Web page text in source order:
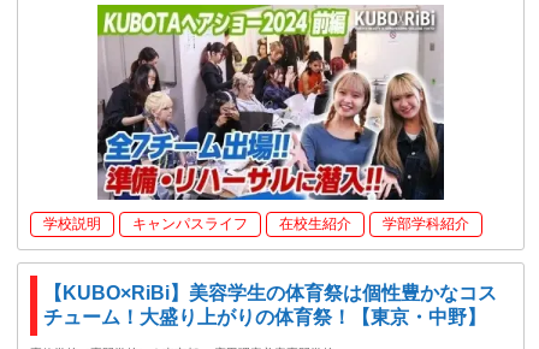
学校説明 キャンパスライフ 在校生紹介 学部学科紹介
【KUBO×RiBi】美容学生の体育祭は個性豊かなコス
チューム！大盛り上がりの体育祭！【東京・中野】